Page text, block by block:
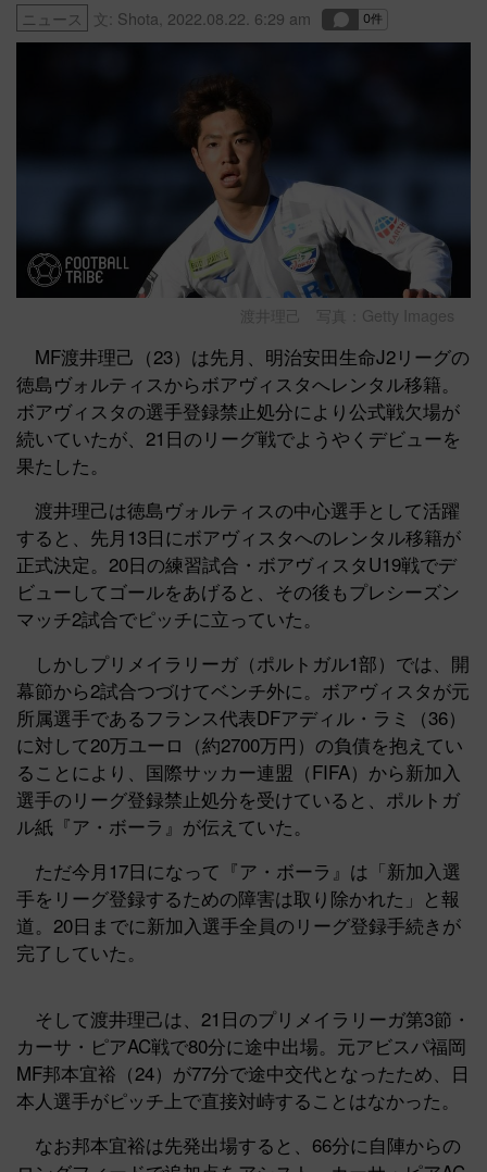
ニュース 文: Shota 2022.08.22. 6:29 am
渡井理己 写真：Getty Images
MF渡井理己（23）は先月、明治安田生命J2リーグの
徳島ヴォルティスからボアヴィスタへレンタル移籍。
ボアヴィスタの選手登録禁止処分により公式戦欠場が
続いていたが、21日のリーグ戦でようやくデビューを
果たした。
渡井理己は徳島ヴォルティスの中心選手として活躍
すると、先月13日にボアヴィスタへのレンタル移籍が
正式決定。20日の練習試合・ボアヴィスタU19戦でデ
ビューしてゴールをあげると、その後もプレシーズン
マッチ2試合でピッチに立っていた。
しかしプリメイラリーガ（ポルトガル1部）では、開
幕節から2試合つづけてベンチ外に。ボアヴィスタが元
所属選手であるフランス代表DFアディル・ラミ（36）
に対して20万ユーロ（約2700万円）の負債を抱えてい
ることにより、国際サッカー連盟（FIFA）から新加入
選手のリーグ登録禁止処分を受けていると、ポルトガ
ル紙『ア・ボーラ』が伝えていた。
ただ今月17日になって『ア・ボーラ』は「新加入選
手をリーグ登録するための障害は取り除かれた」と報
道。20日までに新加入選手全員のリーグ登録手続きが
完了していた。
そして渡井理己は、21日のプリメイラリーガ第3節・
カーサ・ピアAC戦で80分に途中出場。元アビスパ福岡
MF邦本宜裕（24）が77分で途中交代となったため、日
本人選手がピッチ上で直接対峙することはなかった。
なお邦本宜裕は先発出場すると、66分に自陣からの